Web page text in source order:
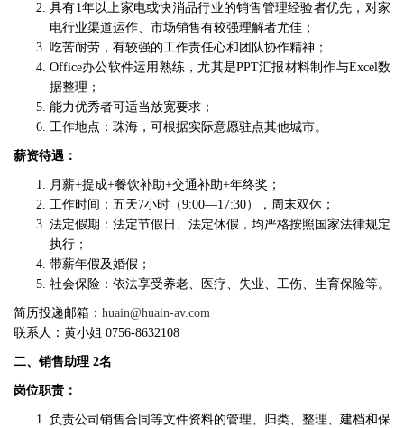
具有1年以上家电或快消品行业的销售管理经验者优先，对家
电行业渠道运作、市场销售有较强理解者尤佳；
吃苦耐劳，有较强的工作责任心和团队协作精神；
Office办公软件运用熟练，尤其是PPT汇报材料制作与Excel数
据整理；
能力优秀者可适当放宽要求；
工作地点：珠海，可根据实际意愿驻点其他城市。
薪资待遇：
月薪+提成+餐饮补助+交通补助+年终奖；
工作时间：五天7小时（9:00—17:30），周末双休；
法定假期：法定节假日、法定休假，均严格按照国家法律规定
执行；
带薪年假及婚假；
社会保险：依法享受养老、医疗、失业、工伤、生育保险等。
简历投递邮箱： huain@huain-av.com
联系人：黄小姐 0756-8632108
二、销售助理 2名
岗位职责：
负责公司销售合同等文件资料的管理、归类、整理、建档和保